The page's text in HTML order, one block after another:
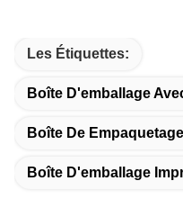
Les Étiquettes:
Boîte D'emballage
Boîte De
Boîte D'emballage